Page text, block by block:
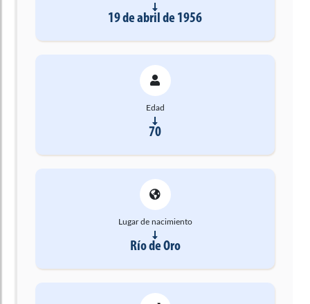
19 de abril de 1956
Edad
70
Lugar de nacimiento
Río de Oro